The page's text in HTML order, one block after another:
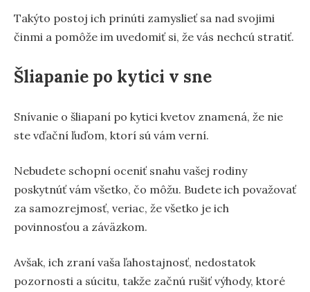
Takýto postoj ich prinúti zamyslieť sa nad svojimi
činmi a pomôže im uvedomiť si, že vás nechcú stratiť.
Šliapanie po kytici v sne
Snívanie o šliapaní po kytici kvetov znamená, že nie
ste vďační ľuďom, ktorí sú vám verní.
Nebudete schopní oceniť snahu vašej rodiny
poskytnúť vám všetko, čo môžu. Budete ich považovať
za samozrejmosť, veriac, že všetko je ich
povinnosťou a záväzkom.
Avšak, ich zraní vaša ľahostajnosť, nedostatok
pozornosti a súcitu, takže začnú rušiť výhody, ktoré